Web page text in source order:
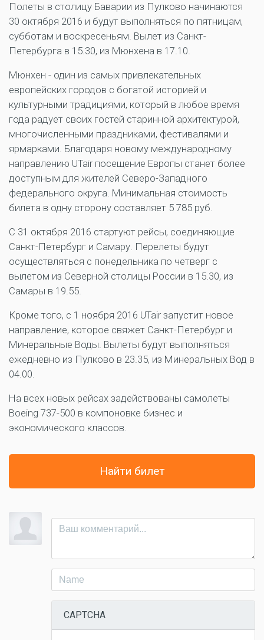
Полеты в столицу Баварии из Пулково начинаются
30 октября 2016 и будут выполняться по пятницам,
субботам и воскресеньям. Вылет из Санкт-
Петербурга в 15.30, из Мюнхена в 17.10.
Мюнхен - один из самых привлекательных
европейских городов с богатой историей и
культурными традициями, который в любое время
года радует своих гостей старинной архитектурой,
многочисленными праздниками, фестивалями и
ярмарками. Благодаря новому международному
направлению UTair посещение Европы станет более
доступным для жителей Северо-Западного
федерального округа. Минимальная стоимость
билета в одну сторону составляет 5 785 руб.
С 31 октября 2016 стартуют рейсы, соединяющие
Санкт-Петербург и Самару. Перелеты будут
осуществляться с понедельника по четверг с
вылетом из Северной столицы России в 15.30, из
Самары в 19.55.
Кроме того, с 1 ноября 2016 UTair запустит новое
направление, которое свяжет Санкт-Петербург и
Минеральные Воды. Вылеты будут выполняться
ежедневно из Пулково в 23.35, из Минеральных Вод в
04.00.
На всех новых рейсах задействованы самолеты
Boeing 737-500 в компоновке бизнес и
экономического классов.
Найти билет
CAPTCHA